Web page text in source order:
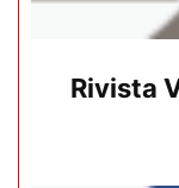
Rivista